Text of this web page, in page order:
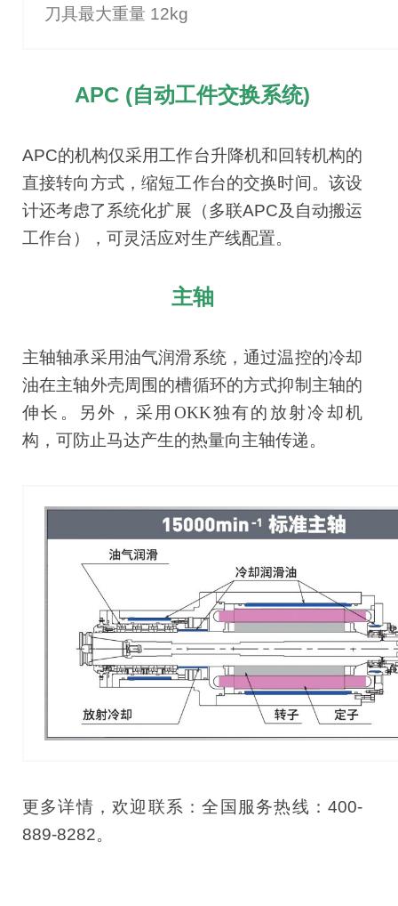
刀具最大重量 12kg
APC (自动工件交换系统)
APC的机构仅采用工作台升降机和回转机构的
直接转向方式，缩短工作台的交换时间。该设
计还考虑了系统化扩展（多联APC及自动搬运
工作台），可灵活应对生产线配置。
主轴
主轴轴承采用油气润滑系统，通过温控的冷却
油在主轴外壳周围的槽循环的方式抑制主轴的
伸长。另外，采用OKK独有的放射冷却机
构，可防止马达产生的热量向主轴传递。
更多详情，欢迎联系：全国服务热线：400-
889-8282。